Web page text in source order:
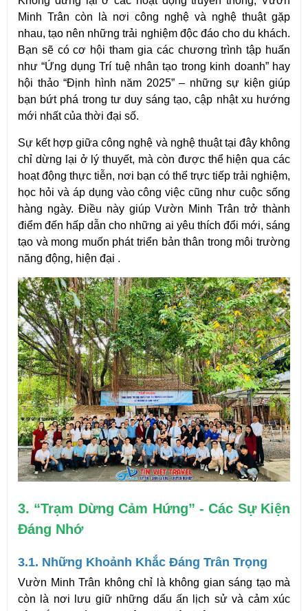
Minh Trân còn là nơi công nghệ và nghệ thuật gặp
nhau, tạo nên những trải nghiệm độc đáo cho du khách.
Bạn sẽ có cơ hội tham gia các chương trình tập huấn
như “Ứng dụng Trí tuệ nhân tạo trong kinh doanh” hay
hội thảo “Định hình năm 2025” – những sự kiện giúp
bạn bứt phá trong tư duy sáng tạo, cập nhật xu hướng
mới nhất của thời đại số.
Sự kết hợp giữa công nghệ và nghệ thuật tại đây không
chỉ dừng lại ở lý thuyết, mà còn được thể hiện qua các
hoạt động thực tiễn, nơi bạn có thể trực tiếp trải nghiệm,
học hỏi và áp dụng vào công việc cũng như cuộc sống
hàng ngày. Điều này giúp Vườn Minh Trân trở thành
điểm đến hấp dẫn cho những ai yêu thích đổi mới, sáng
tạo và mong muốn phát triển bản thân trong môi trường
năng động, hiện đại .
3. “Trạm Dừng Cảm Hứng” - Các Sự Kiện
Đáng Nhớ
3.1. Những Khoảnh Khắc Đáng Trân Trọng
Vườn Minh Trân không chỉ là không gian sáng tạo mà
còn là nơi lưu giữ những dấu ấn lịch sử và cảm xúc